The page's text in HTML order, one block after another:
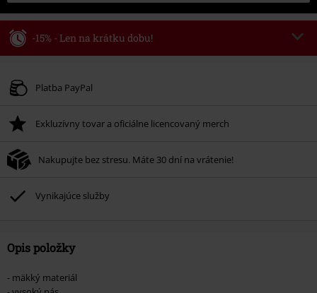
-15% - Len na krátku dobu!
Platné do 8/9/26
Po zadaní kódu v košíku, sa zľava uplatní automaticky.
Nemožno kombinovať s inými akciovými kódmi. Zľava sa nevzťahuje na:
knihy, médiá, vstupenky, Rammstein, (Till) Lindemann, Böhse Onkelz,
ktorých kúpou podporíte nadáciu.
Platba PayPal
Exkluzívny tovar a oficiálne licencovaný merch
Nakupujte bez stresu. Máte 30 dní na vrátenie!
Vynikajúce služby
Opis položky
- mäkký materiál